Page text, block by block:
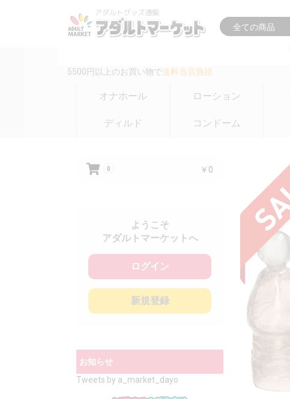
5500円以上のお買い物で送料当店負担
オナホール ローション
ディルド コンドーム
0 ￥0
ようこそ
アダルトマーケットへ
ログイン
新規登録
お知らせ
Tweets by a_market_dayo